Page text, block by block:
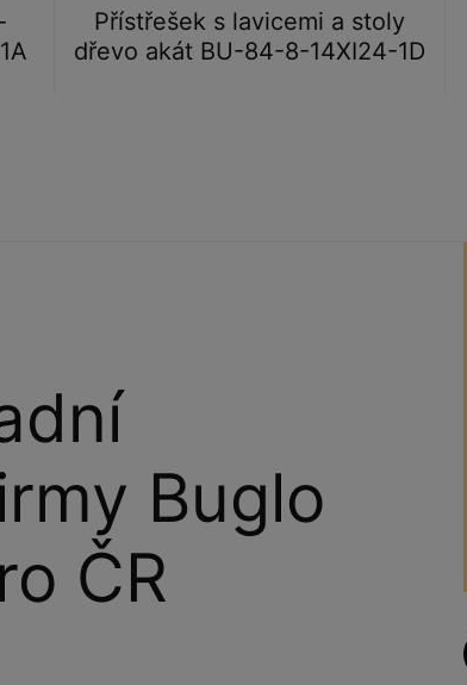
Přístřešek s lavicemi a stoly
dřevo akát BU-84-8-14XI24-1D
Buglo
ČR